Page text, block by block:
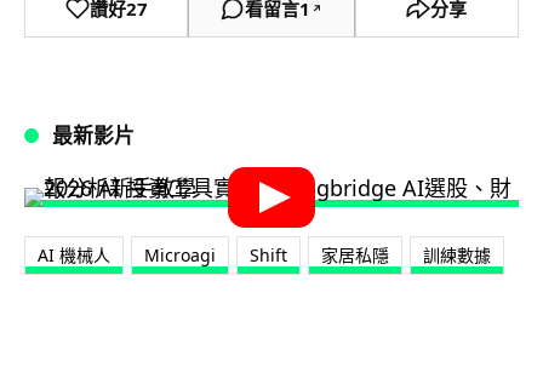
讚好27 看留言1 ↗ 分享
最新影片
AI 機械人 Microagi Shift 家居私隱 訓練數據